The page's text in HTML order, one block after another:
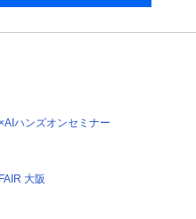
ハンズオンセミナー
大阪